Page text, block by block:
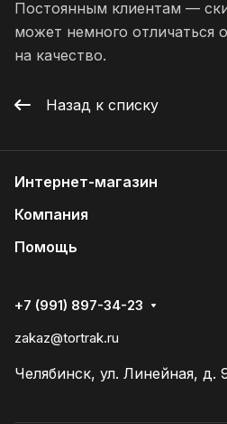
Постоянным клиентам —
может немного отличаться
на качество.
Назад к списку
Интернет-магазин
Компания
Помощь
+7 (991) 897-34-23
zakaz@tortrak.ru
Челябинск, ул. Линейная, д.